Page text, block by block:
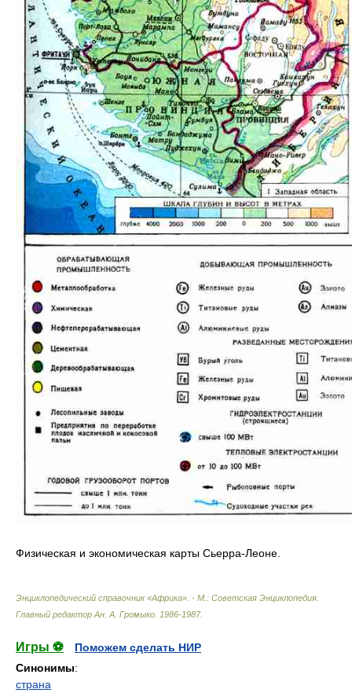
Физическая и экономическая карты Сьерра-Леоне.
Энциклопедический справочник «Африка». - М.: Советская Энциклопедия
Главный редактор Ан. А. Громыко 1986-1987.
Игры ⚽
Поможем сделать НИР
Синонимы:
страна